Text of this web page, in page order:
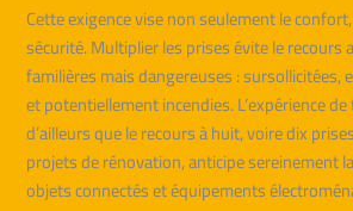
Cette exigence vise non seulement le
sécurité. Multiplier les prises évite le recours
familières mais dangereuses : sursollicitées,
et potentiellement incendies. L’expérience
d’ailleurs que le recours à huit, voire dix
projets de rénovation, anticipe sereinement
objets connectés et équipements